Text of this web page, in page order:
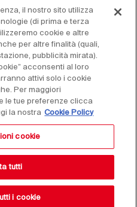
Privacy
D. Lgs. 231/01
Condizioni di vendita
il nostro sito utilizza
(di prima e terza
cookie e altre
per altre finalità (quali,
pubblicità mirata).
acconsenti al loro
attivi solo i cookie
Per maggiori
le tue preferenze clicca
la nostra Cookie Policy
cookie
tutti
i cookie